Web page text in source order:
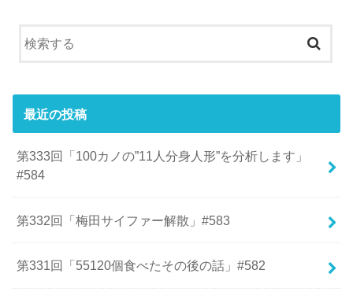
最近の投稿
第333回「100カノの”11人分身人形”を分析します」
#584
第332回「梅田サイファー解散」#583
第331回「55120個食べたその後の話」#582